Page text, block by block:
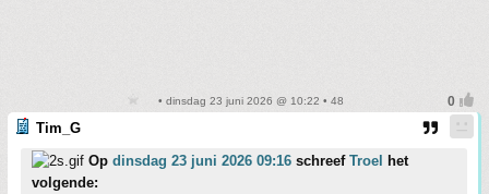
• dinsdag 23 juni 2026 @ 10:22 • 48
Tim_G
Op dinsdag 23 juni 2026 09:16 schreef Troel
het
volgende: